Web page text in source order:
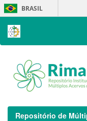
Skip
navigation
BRASIL
Repositório de